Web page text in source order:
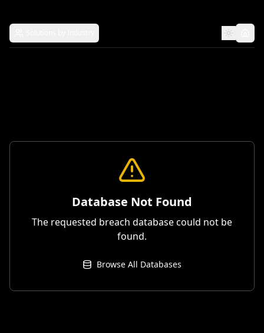
Database Not Found
The requested breach database could not be
found.
Browse All Databases